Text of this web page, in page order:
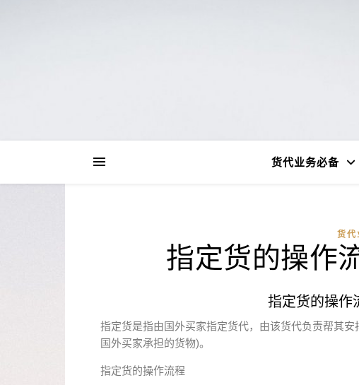
货代业务必备
货代
指定货的操作
指定货的操作
指定货是指由国外买家指定货代，由该货代负责帮其
国外买家承担的货物)。
指定货的操作流程